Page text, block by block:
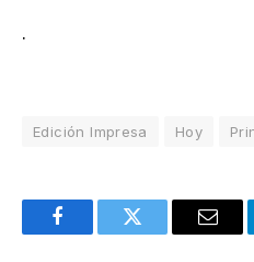
.
Edición Impresa Hoy
FacebookTwitter Email